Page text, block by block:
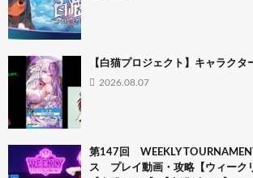
【白猫プロジェクト】キャラクタ
2026.08.07
第147回 WEEKLY
ス プレイ動画・攻略【ウィーク